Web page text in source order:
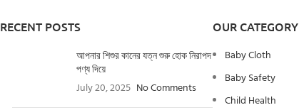
RECENT POSTS
আপনার শিশুর কানের যত্ন শুরু হোক নিরাপদ
পণ্য দিয়ে
July 20, 2025 No Comments
OUR CATEGORY
Baby Cloth
Baby Safety
Child Health